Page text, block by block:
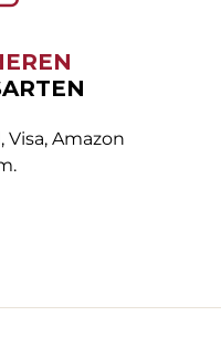
Visa, Amazon